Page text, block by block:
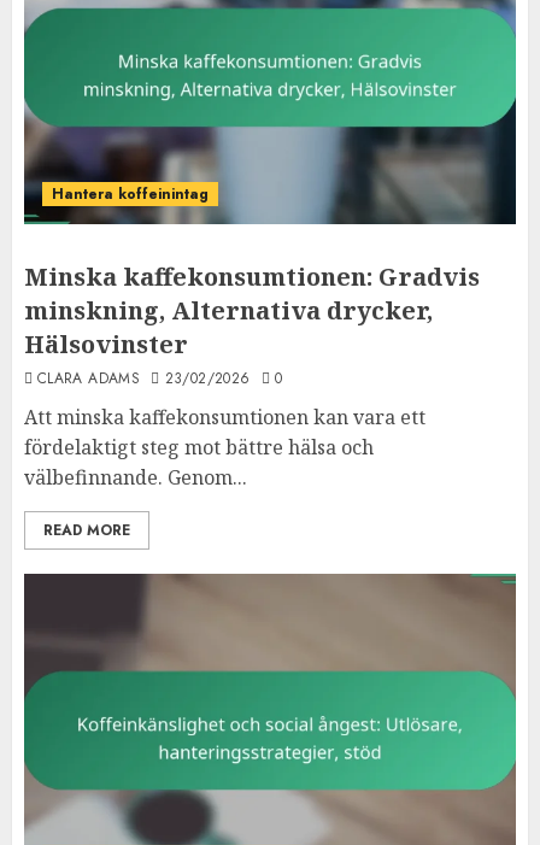
Hantera koffeinintag
Minska kaffekonsumtionen: Gradvis
minskning, Alternativa drycker,
Hälsovinster
CLARA ADAMS 23/02/2026 0
Att minska kaffekonsumtionen kan vara ett
fördelaktigt steg mot bättre hälsa och
välbefinnande. Genom...
READ MORE